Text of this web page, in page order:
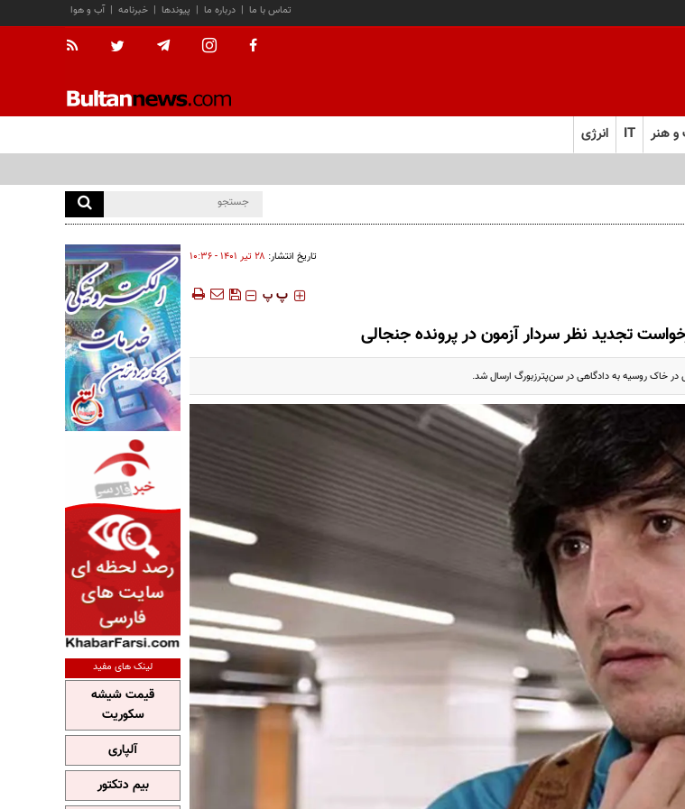
آب و هوا | خبرنامه | پیوندها | درباره ما | تماس با ما
هنر IT انرژی
تاریخ انتشار: ۲۸ تير ۱۴۰۱ - ۱۰:۳۶
‍‍‍ پ پ
تجدید نظر سردار آزمون در پرونده جنجالی
خاک روسیه به دادگاهی در سن‌پترزبورگ ارسال شد.
لینک های مفید
قیمت شیشه
سکوریت
آلپاری
بیم دتکتور